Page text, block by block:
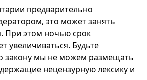
предварительно
это может занять
При этом ночью срок
увеличиваться. Будьте
закону мы не можем размещать
нецензурную лексику и